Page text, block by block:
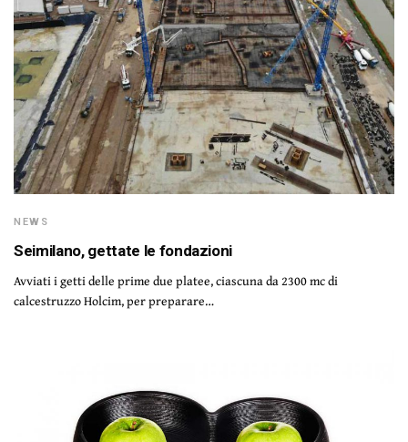
NEWS
Seimilano, gettate le fondazioni
Avviati i getti delle prime due platee, ciascuna da 2300 mc di
calcestruzzo Holcim, per preparare…